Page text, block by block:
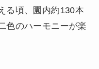
る頃、園内約130本
色のハーモニーが楽